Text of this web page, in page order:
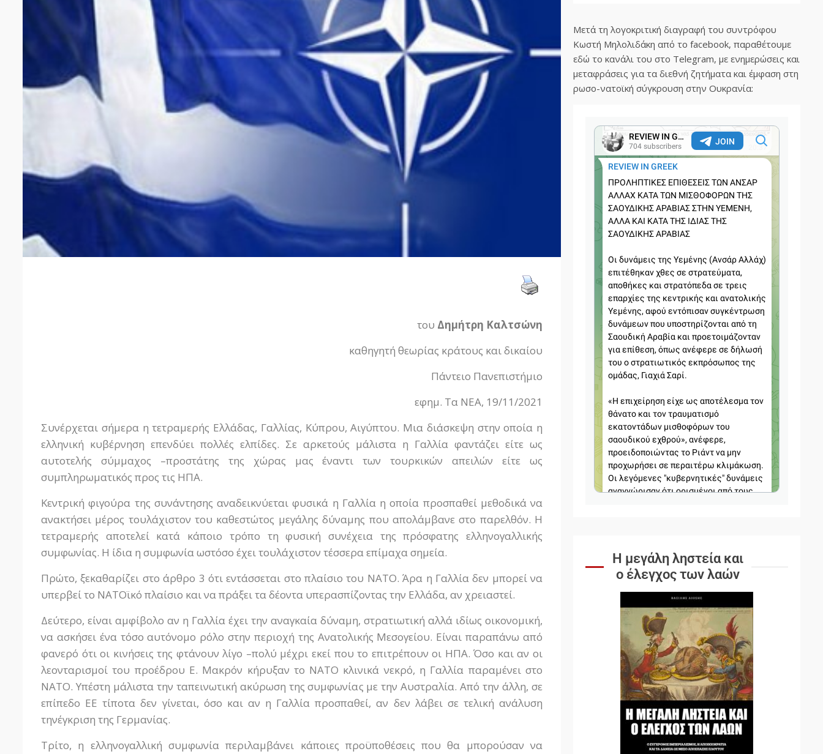
του Δημήτρη Καλτσώνη
καθηγητή θεωρίας κράτους και δικαίου
Πάντειο Πανεπιστήμιο
εφημ. Τα ΝΕΑ, 19/11/2021
Συνέρχεται σήμερα η τετραμερής Ελλάδας, Γαλλίας, Κύπρου, Αιγύπτου. Μια διάσκεψη στην οποία η
ελληνική κυβέρνηση επενδύει πολλές ελπίδες. Σε αρκετούς μάλιστα η Γαλλία φαντάζει είτε ως
αυτοτελής σύμμαχος –προστάτης της χώρας μας έναντι των τουρκικών απειλών είτε ως
συμπληρωματικός προς τις ΗΠΑ.
Κεντρική φιγούρα της συνάντησης αναδεικνύεται φυσικά η Γαλλία η οποία προσπαθεί μεθοδικά να
ανακτήσει μέρος τουλάχιστον του καθεστώτος μεγάλης δύναμης που απολάμβανε στο παρελθόν. Η
τετραμερής αποτελεί κατά κάποιο τρόπο τη φυσική συνέχεια της πρόσφατης ελληνογαλλικής
συμφωνίας. Η ίδια η συμφωνία ωστόσο έχει τουλάχιστον τέσσερα επίμαχα σημεία.
Πρώτο, ξεκαθαρίζει στο άρθρο 3 ότι εντάσσεται στο πλαίσιο του ΝΑΤΟ. Άρα η Γαλλία δεν μπορεί να
υπερβεί το ΝΑΤΟϊκό πλαίσιο και να πράξει τα δέοντα υπερασπίζοντας την Ελλάδα, αν χρειαστεί.
Δεύτερο, είναι αμφίβολο αν η Γαλλία έχει την αναγκαία δύναμη, στρατιωτική αλλά ιδίως οικονομική,
να ασκήσει ένα τόσο αυτόνομο ρόλο στην περιοχή της Ανατολικής Μεσογείου. Είναι παραπάνω από
φανερό ότι οι κινήσεις της φτάνουν λίγο –πολύ μέχρι εκεί που το επιτρέπουν οι ΗΠΑ. Όσο και αν οι
λεονταρισμοί του προέδρου Ε. Μακρόν κήρυξαν το ΝΑΤΟ κλινικά νεκρό, η Γαλλία παραμένει στο
ΝΑΤΟ. Υπέστη μάλιστα την ταπεινωτική ακύρωση της συμφωνίας με την Αυστραλία. Από την άλλη, σε
επίπεδο ΕΕ τίποτα δεν γίνεται, όσο και αν η Γαλλία προσπαθεί, αν δεν λάβει σε τελική ανάλυση
τηνέγκριση της Γερμανίας.
Τρίτο, η ελληνογαλλική συμφωνία περιλαμβάνει κάποιες προϋποθέσεις που θα μπορούσαν να
Μετά τη λογοκριτική διαγραφή του συντρόφου
Κωστή Μηλολιδάκη από το facebook, παραθέτουμε
εδώ το κανάλι του στο Telegram, με ενημερώσεις και
μεταφράσεις για τα διεθνή ζητήματα και έμφαση στη
ρωσο-νατοϊκή σύγκρουση στην Ουκρανία:
Η μεγάλη ληστεία και
ο έλεγχος των λαών